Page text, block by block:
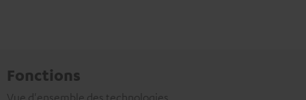
Fonctions